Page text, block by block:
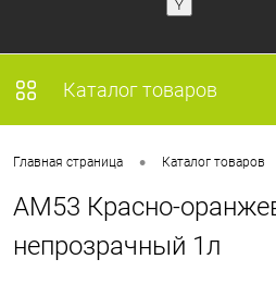
Каталог товаров
Главная страница • Каталог товаров
AM53 Красно-
непрозрачный 1л